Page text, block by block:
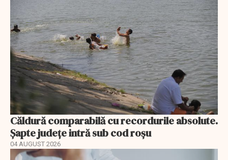
Căldură comparabilă cu recordurile absolute.
Șapte județe intră sub cod roșu
04 AUGUST 2026